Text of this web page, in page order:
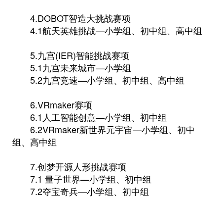
4.DOBOT智造大挑战赛项
4.1航天英雄挑战—小学组、初中组、高中组
5.九宫(IER)智能挑战赛项
5.1九宫未来城市—小学组
5.2九宫竞速—小学组、初中组、高中组
6.VRmaker赛项
6.1人工智能创意—小学组、初中组
6.2VRmaker新世界元宇宙—小学组、初中
组、高中组
7.创梦开源人形挑战赛项
7.1 量子世界—小学组、初中组
7.2夺宝奇兵—小学组、初中组